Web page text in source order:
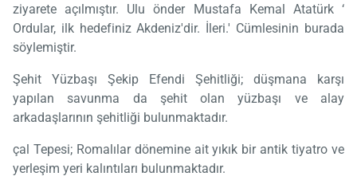
ziyarete açılmıştır. Ulu önder Mustafa Kemal Atatürk ‘
Ordular, ilk hedefiniz Akdeniz'dir. İleri.' Cümlesinin burada
söylemiştir.
Şehit Yüzbaşı Şekip Efendi Şehitliği; düşmana karşı
yapılan savunma da şehit olan yüzbaşı ve alay
arkadaşlarının şehitliği bulunmaktadır.
çal Tepesi; Romalılar dönemine ait yıkık bir antik tiyatro ve
yerleşim yeri kalıntıları bulunmaktadır.